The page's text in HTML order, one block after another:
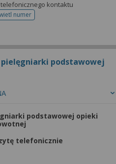
kontaktu
numer
telefonu do rejestracji
podstawowej
podstawowej opieki
telefonicznie